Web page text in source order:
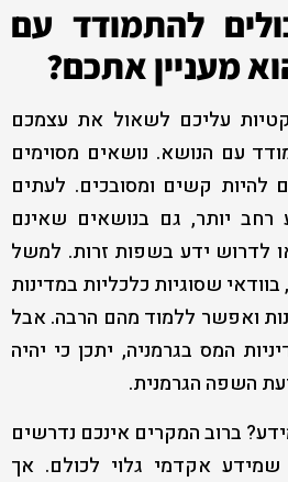
להתמודד עם
מעניין אתכם?
עליכם לשאול את עצמכם
עם הנושא. נושאים מסוימים
להיות קשים ומסובכים. לעתים
רחב יותר, גם בנושאים שאינם
לדרוש ידע בשפות זרות. למשל
שסוגיות כלכליות במדינות
ואפשר ללמוד מהם הרבה. אבל
המס בגרמניה, יתכן כי יהיה
השפה הגרמנית.
ברוב המקרים אינכם נדרשים
שמידע אקדמי גלוי לכולם. אך